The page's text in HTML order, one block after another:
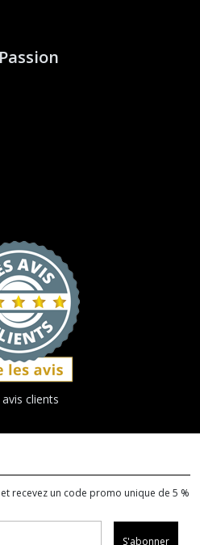
clients
recevez un code promo unique de 5 %
S'abonner